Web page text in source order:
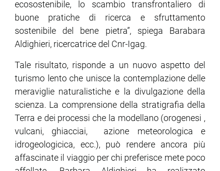
ecosostenibile, lo scambio transfrontaliero di
buone pratiche di ricerca e sfruttamento
sostenibile del bene pietra”, spiega Barabara
Aldighieri, ricercatrice del Cnr-Igag.
Tale risultato, risponde a un nuovo aspetto del
turismo lento che unisce la contemplazione delle
meraviglie naturalistiche e la divulgazione della
scienza. La comprensione della stratigrafia della
Terra e dei processi che la modellano (orogenesi ,
vulcani, ghiacciai, azione meteorologica e
idrogeologicica, ecc.), può rendere ancora più
affascinate il viaggio per chi preferisce mete poco